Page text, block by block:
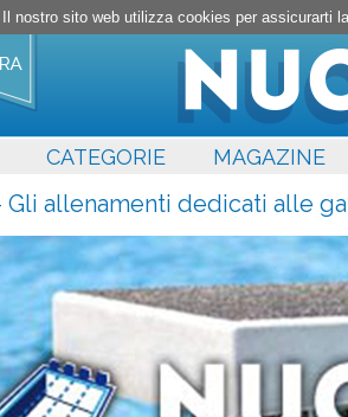
CATEGORIE MAGAZINE
Gli allenamenti dedicati alle
Il nostro sito web utilizza cookies per assicurarti